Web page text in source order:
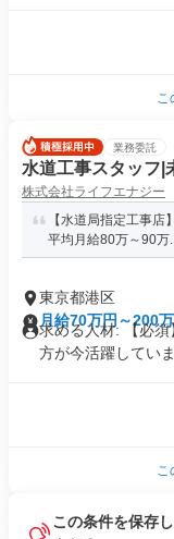
こ
業務委託
水道工事スタッフ|
株式会社ライフエナジー
【水道局指定工事
平均月給80万～90万
東京都港区
月給70万円～200
求める人材: 【必
方が今活躍していま
こ
この条件を保存